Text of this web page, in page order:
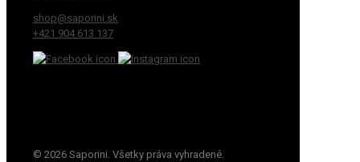
shop@saporini.sk
+421 904 613 137
© 2026 Saporini. Všetky práva vyhradené.